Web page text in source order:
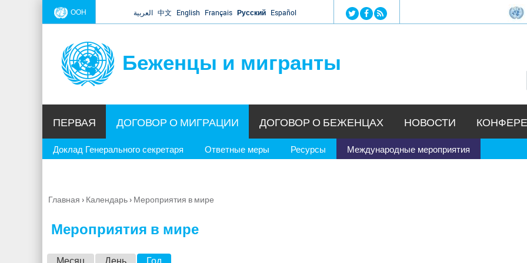
Jump to navigation
ООН العربية 中文 English Français Русский Español
Беженцы и мигранты
ПЕРВАЯ ДОГОВОР О МИГРАЦИИ
Доклад Генерального секретаря Ответные меры Ресурсы Международные мероприятия
ДОГОВОР О БЕЖЕНЦАХ НОВОСТИ
Вы
Главная › Календарь› Мероприятия в мире
Мероприятия в мире